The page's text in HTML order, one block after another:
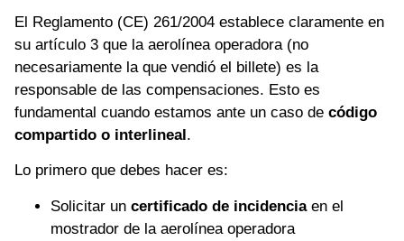
El Reglamento (CE) 261/2004 establece claramente en
su artículo 3 que la aerolínea operadora (no
necesariamente la que vendió el billete) es la
responsable de las compensaciones. Esto es
fundamental cuando estamos ante un caso de código
compartido o interlineal.
Lo primero que debes hacer es:
Solicitar un certificado de incidenciaen el
mostrador de la aerolínea operadora